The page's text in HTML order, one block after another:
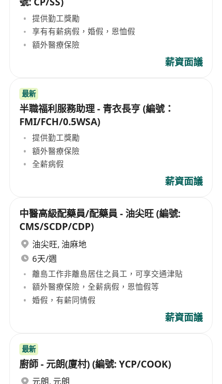
提供勤工獎勵
享有有薪病假，婚假，恩恤假
額外醫療保險
薪資面議
最新
半職福利服務助理 - 青衣長亨 (編號：
FMI/FCH/0.5WSA)
提供勤工獎勵
額外醫療保險
全薪病假
薪資面議
中醫高級配藥員/配藥員 - 油尖旺 (編號:
CMS/SCDP/CDP)
油尖旺, 油麻地
6天/週
離島工作非離島居住之員工，可享交通津貼
額外醫療保險，全薪病假，恩恤假等
婚假，有薪同情假
薪資面議
最新
廚師 - 元朗(廈村) (編號: YCP/COOK)
元朗, 元朗